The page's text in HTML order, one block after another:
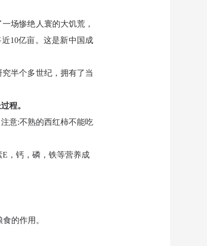
场惨绝人寰的大饥荒，
10亿亩。这是新中国成
半个多世纪，拥有了当
程。
意:不熟的西红柿不能吃
，钙，磷，铁等营养成
的作用。